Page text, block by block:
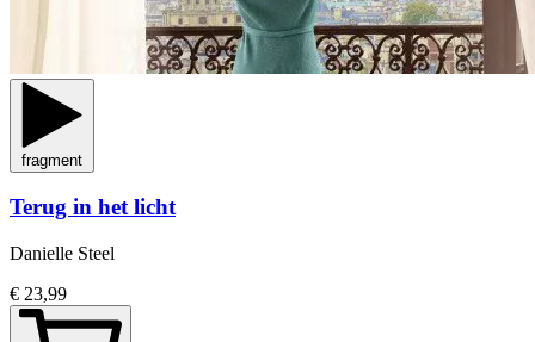
fragment
Terug in het licht
Danielle Steel
€ 23,99